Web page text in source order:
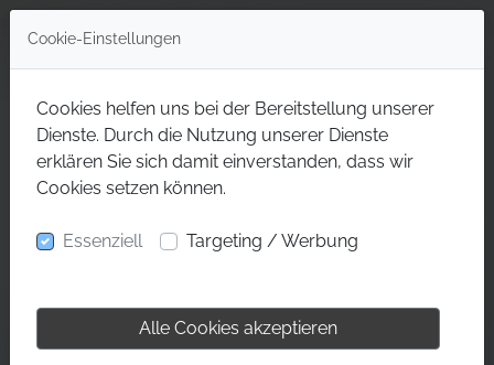
Cookie-Einstellungen
Cookies helfen uns bei der Bereitstellung unserer
Dienste. Durch die Nutzung unserer Dienste
erklären Sie sich damit einverstanden, dass wir
Cookies setzen können.
Essenziell Targeting / Werbung
Alle Cookies akzeptieren